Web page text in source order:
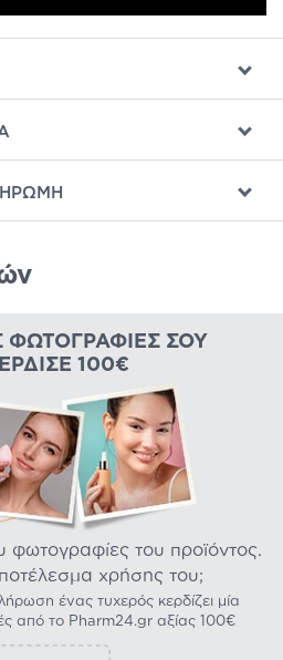
ΦΩΤΟΓΡΑΦΊΕΣ ΣΟΥ
100€
φωτογραφίες του προϊόντος.
χρήσης του;
ένας τυχερός κερδίζει μία
από το Pharm24.gr αξίας 100€